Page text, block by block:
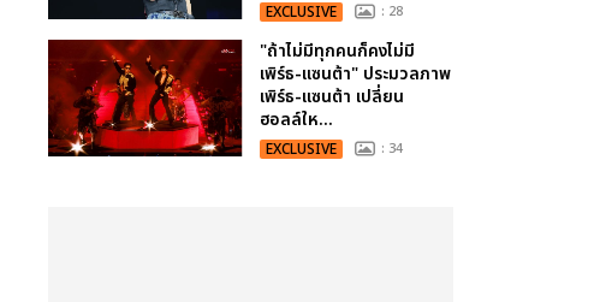
EXCLUSIVE : 28
"ถ้าไม่มีทุกคนก็คงไม่มี
เพิร์ธ-แซนต้า" ประมวลภาพ
เพิร์ธ-แซนต้า เปลี่ยน
ฮอลล์ให...
EXCLUSIVE : 34